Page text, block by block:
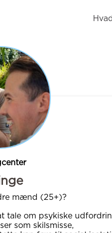
mænd (25+)?
tale om psykiske
som skilsmisse,